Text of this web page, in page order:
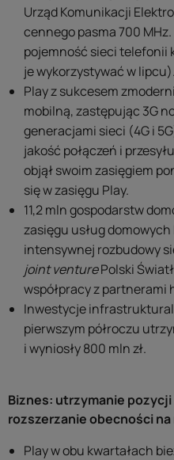
Urząd Komunikacji
cennego pasma 700
pojemność sieci telefonii
je wykorzystywać w lipcu).
Play z sukcesem
mobilną, zastępując 3G
generacjami sieci (4G i
jakość połączeń i
objął swoim zasięgiem
się w zasięgu Play.
11,2 mln gospodarstw
zasięgu usług
intensywnej rozbudowy
joint venturePolski
współpracy z partnerami
Inwestycje
pierwszym półroczu
i wyniosły 800 mln zł.
Biznes: utrzymanie
rozszerzanie obecności na
Play w obu kwartałach